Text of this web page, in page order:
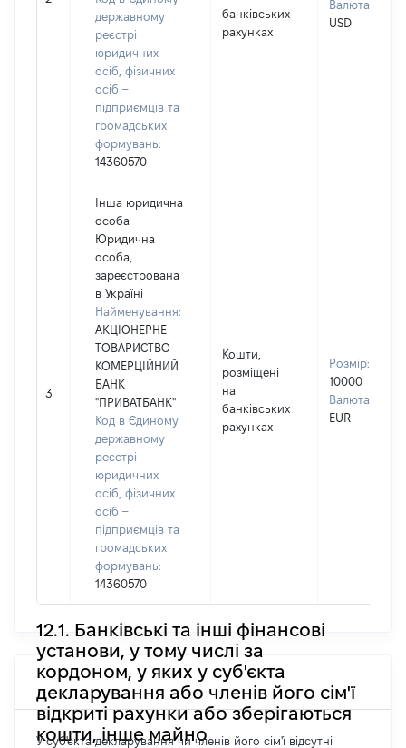
державному
реєстрі
юридичних
осіб, фізичних
осіб –
підприємців та
громадських
формувань:
14360570
банківських
рахунках
Валюта:
USD
3
Інша юридична
особа
Юридична
особа,
зареєстрована
в Україні
Найменування:
АКЦІОНЕРНЕ
ТОВАРИСТВО
КОМЕРЦІЙНИЙ
БАНК
"ПРИВАТБАНК"
Код в Єдиному
державному
реєстрі
юридичних
осіб, фізичних
осіб –
підприємців та
громадських
формувань:
14360570
Кошти,
розміщені
на
банківських
рахунках
Розмір:
10000
Валюта:
EUR
12.1. Банківські та інші фінансові
установи, у тому числі за
кордоном, у яких у суб'єкта
декларування або членів його сім'ї
відкриті рахунки або зберігаються
кошти, інше майно
У суб'єкта декларування чи членів його сім'ї відсутні